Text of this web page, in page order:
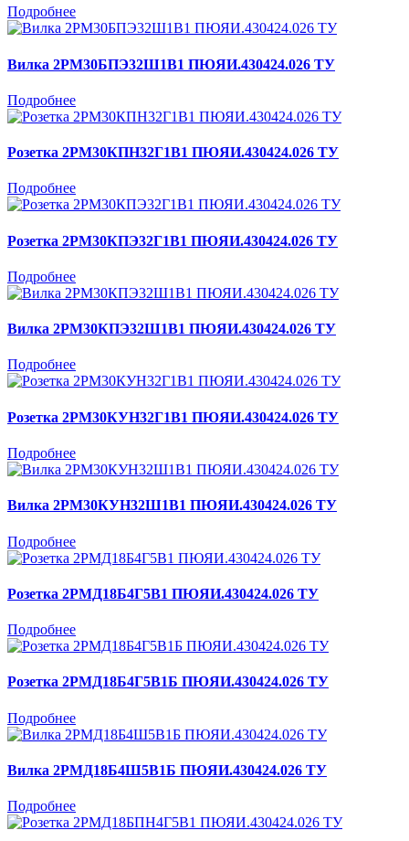
Подробнее
Вилка 2РМ30БПЭ32Ш1В1 ПЮЯИ.430424.026 ТУ
Подробнее
Розетка 2РМ30КПН32Г1В1 ПЮЯИ.430424.026 ТУ
Подробнее
Розетка 2РМ30КПЭ32Г1В1 ПЮЯИ.430424.026 ТУ
Подробнее
Вилка 2РМ30КПЭ32Ш1В1 ПЮЯИ.430424.026 ТУ
Подробнее
Розетка 2РМ30КУН32Г1В1 ПЮЯИ.430424.026 ТУ
Подробнее
Вилка 2РМ30КУН32Ш1В1 ПЮЯИ.430424.026 ТУ
Подробнее
Розетка 2РМД18Б4Г5В1 ПЮЯИ.430424.026 ТУ
Подробнее
Розетка 2РМД18Б4Г5В1Б ПЮЯИ.430424.026 ТУ
Подробнее
Вилка 2РМД18Б4Ш5В1Б ПЮЯИ.430424.026 ТУ
Подробнее